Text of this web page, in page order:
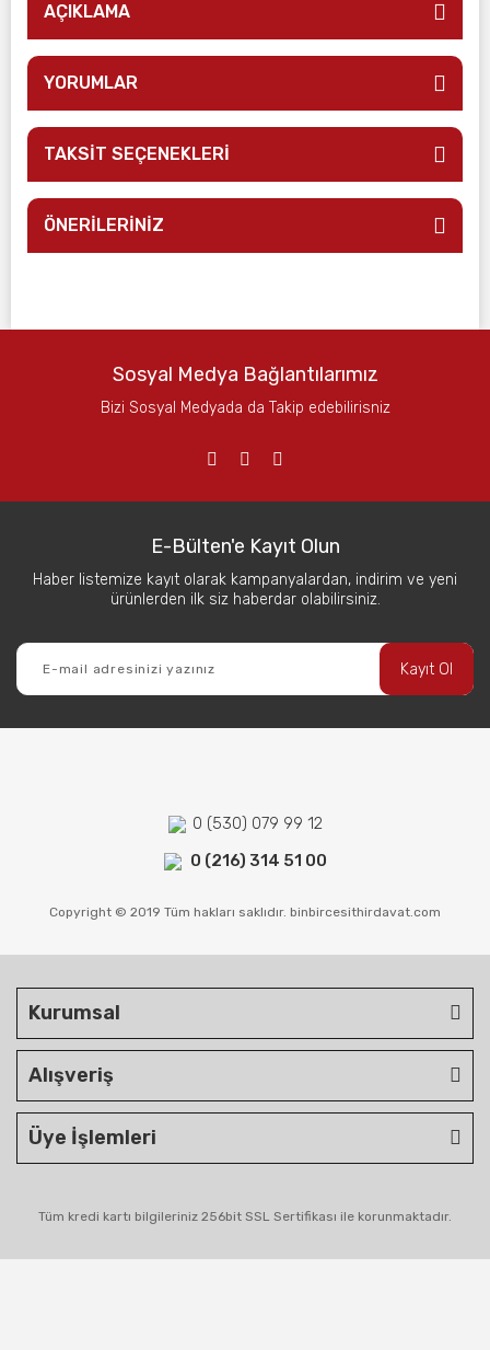
AÇIKLAMA
YORUMLAR
TAKSİT SEÇENEKLERİ
ÖNERİLERİNİZ
Sosyal Medya Bağlantılarımız
Bizi Sosyal Medyada da Takip edebilirisniz
E-Bülten'e Kayıt Olun
Haber listemize kayıt olarak kampanyalardan, indirim ve yeni
ürünlerden ilk siz haberdar olabilirsiniz.
Kayıt Ol
0 (530) 079 99 12
0 (216) 314 51 00
Copyright © 2019 Tüm hakları saklıdır. binbircesithirdavat.com
Kurumsal
Alışveriş
Üye İşlemleri
Tüm kredi kartı bilgileriniz 256bit SSL Sertifikası ile korunmaktadır.